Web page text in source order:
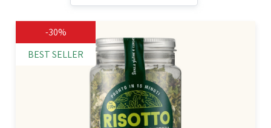
-30%
BEST SELLER